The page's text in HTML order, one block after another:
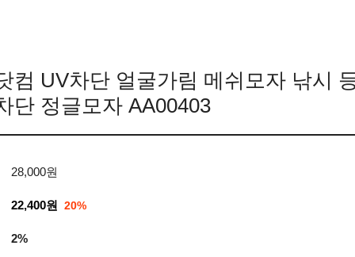
컴 UV차단 얼굴가림 메쉬모자 낚시
단 정글모자 AA00403
28,000원
22,400원 20%
2%